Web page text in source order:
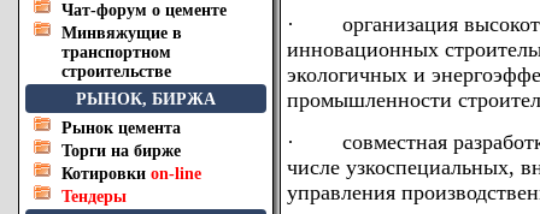
Чат-форум о цементе
Минвяжущие в
транспортном
строительстве
РЫНОК, БИРЖА
Рынок цемента
Торги на бирже
Котировки on-line
Тендеры
· организация
инновационных
экологичных и
промышленности
· совместная
числе узкоспециальных,
управления